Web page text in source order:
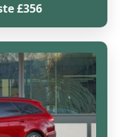
£356